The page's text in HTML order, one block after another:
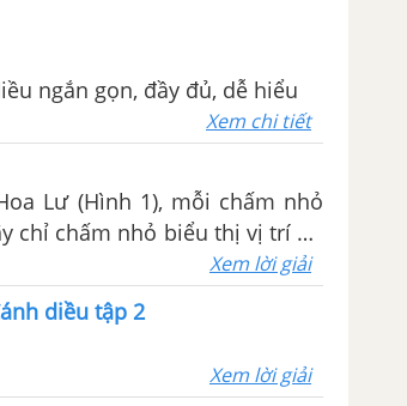
ngắn gọn, đầy đủ, dễ hiểu
Xem chi tiết
Lư (Hình 1), mỗi chấm nhỏ
chỉ chấm nhỏ biểu thị vị trí Cố
Xem lời giải
diều tập 2
Xem lời giải